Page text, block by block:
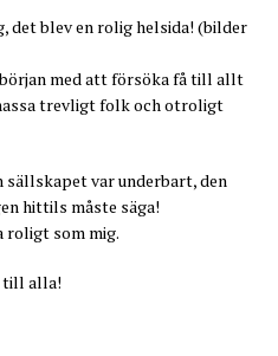
det blev en rolig helsida! (bilder
med att försöka få till allt
trevligt folk och otroligt
sällskapet var underbart, den
hittils måste säga!
roligt som mig.
till alla!